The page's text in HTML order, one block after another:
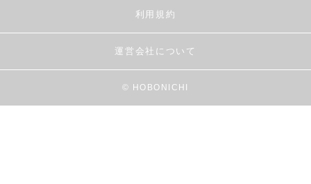
利用規約
運営会社について
© HOBONICHI